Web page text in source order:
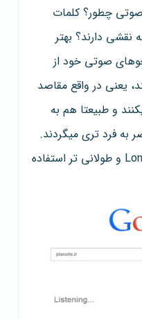
چطور؟ کلمات
دارند؟ بهتر
صوتی خود از
یعنی در واقع مقاصد
و طبیعتا هم به
به فرد تری میگردند.
پس بهتر است از عبارات Long Tail و طولانی تر استفاده